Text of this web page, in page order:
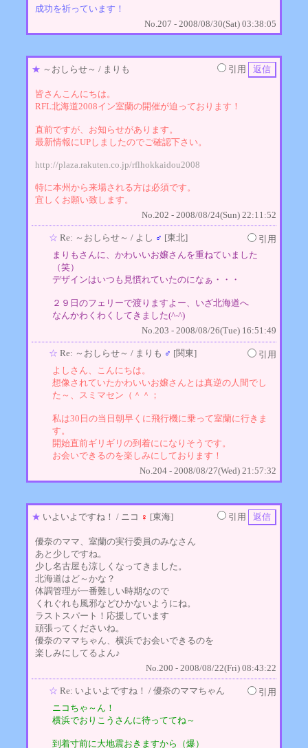
成功を祈っています！
No.207 - 2008/08/30(Sat) 03:38:05
★ ～おしらせ～ / まりも 引用
皆さんこんにちは。
RFL北海道2008イン室蘭の開催が迫っております！
直前ですが、お知らせがあります。
最新情報にUPしましたのでご確認下さい。
http://plaza.rakuten.co.jp/rflhokkaidou2008
特に本州から来場される方は必須です。
宜しくお願い致します。
No.202 - 2008/08/24(Sun) 22:11:52
☆ Re: ～おしらせ～ / よし ♂ [東北]
引用
まりもさんに、かわいいお嬢さんを重ねていました
（笑）
デザインはいつも見慣れていたのになぁ・・・
２９日のフェリーで渡りますよー、いざ北海道へ
なんかわくわくしてきました(^-^)
No.203 - 2008/08/26(Tue) 16:51:49
☆ Re: ～おしらせ～ / まりも ♂ [関東]
引用
よしさん、こんにちは。
想像されていたかわいいお嬢さんとは真逆の人間でし
た～、スミマセン（＾＾；
私は30日の当日朝早くに飛行機に乗って室蘭に行きま
す。
開始直前ギリギリの到着にになりそうです。
お会いできるのを楽しみにしております！
No.204 - 2008/08/27(Wed) 21:57:32
★ いよいよですね！ / ニコ ♀ [東海] 引用
優奈のママ、室蘭の実行委員のみなさん
あと少しですね。
少し名古屋も涼しくなってきました。
北海道はど～かな？
体調管理が一番難しい時期なので
くれぐれも風邪などひかないようにね。
ラストスパート！応援しています
頑張ってくださいね。
優奈のママちゃん、横浜でお会いできるのを
楽しみにしてるよん♪
No.200 - 2008/08/22(Fri) 08:43:22
☆ Re: いよいよですね！ / 優奈のママちゃん
引用
ニコちゃ～ん！
横浜でおりこうさんに待っててね～
到着寸前に大地震おきますから（爆）